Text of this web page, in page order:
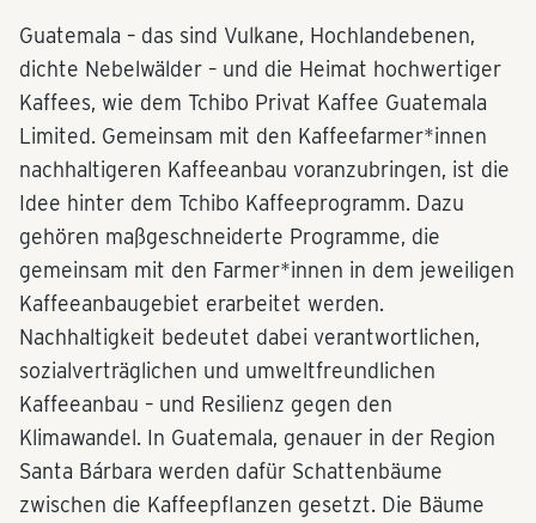
Guatemala – das sind Vulkane, Hochlandebenen,
dichte Nebelwälder – und die Heimat hochwertiger
Kaffees, wie dem Tchibo Privat Kaffee Guatemala
Limited. Gemeinsam mit den Kaffeefarmer*innen
nachhaltigeren Kaffeeanbau voranzubringen, ist die
Idee hinter dem Tchibo Kaffeeprogramm. Dazu
gehören maßgeschneiderte Programme, die
gemeinsam mit den Farmer*innen in dem jeweiligen
Kaffeeanbaugebiet erarbeitet werden.
Nachhaltigkeit bedeutet dabei verantwortlichen,
sozialverträglichen und umweltfreundlichen
Kaffeeanbau – und Resilienz gegen den
Klimawandel. In Guatemala, genauer in der Region
Santa Bárbara werden dafür Schattenbäume
zwischen die Kaffeepflanzen gesetzt. Die Bäume